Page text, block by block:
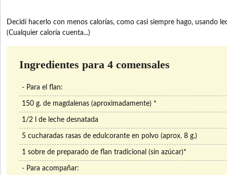
Decidí hacerlo con menos calorías, como casi siempre hago, usando
(Cualquier caloría cuenta...)
Ingredientes para 4 comensales
- Para el flan:
150 g. de magdalenas (aproximadamente) *
1/2 l de leche desnatada
5 cucharadas rasas de edulcorante en polvo (aprox. 8 g.)
1 sobre de preparado de flan tradicional (sin azúcar)*
- Para acompañar: